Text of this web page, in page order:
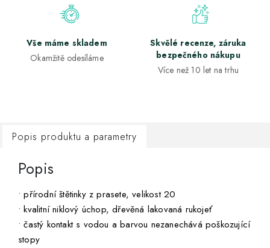
Vše máme skladem
Okamžitě odesíláme
Skvělé recenze, záruka
bezpečného nákupu
Více než 10 let na trhu
Popis produktu a parametry
Popis
• přírodní štětinky z prasete, velikost 20
• kvalitní niklový úchop, dřevěná lakovaná rukojeť
• častý kontakt s vodou a barvou nezanechává poškozující
stopy